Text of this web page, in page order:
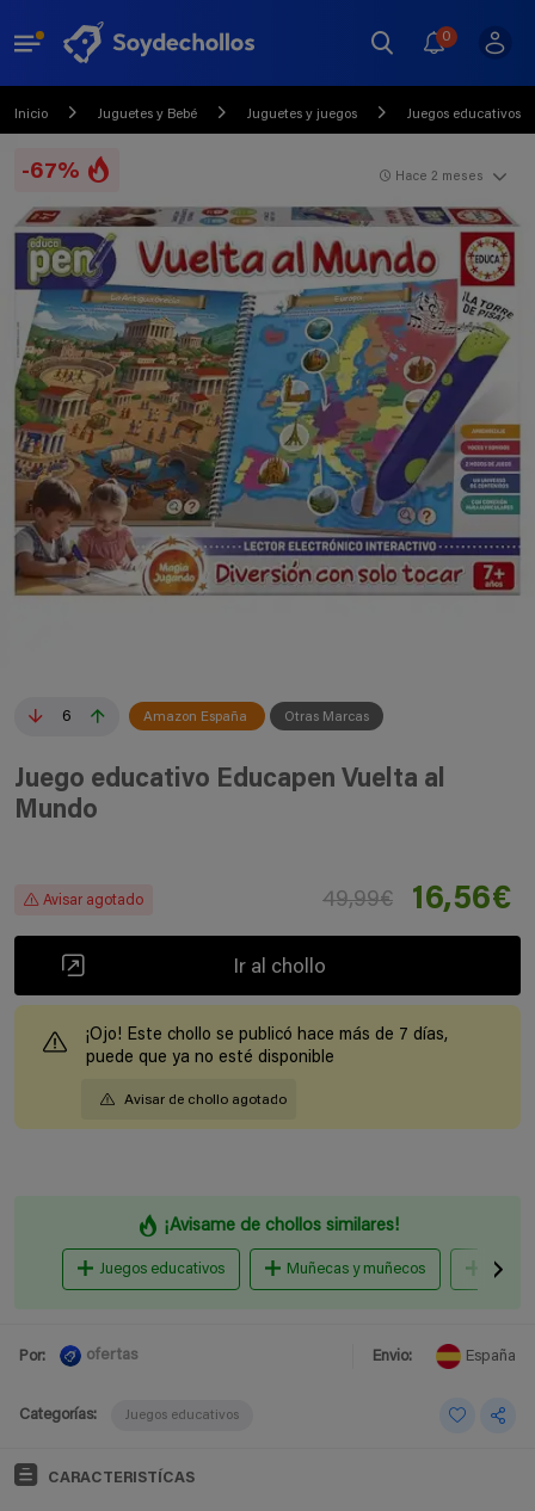
0
Inicio Juguetes y Bebé Juguetes y juegos Juegos educativos
-67%
6 Amazon España Otras Marcas
Hace 2 meses
Juego educativo Educapen Vuelta al
Mundo
Avisar agotado 49,99€ 16,56€
Ir al chollo
¡Ojo! Este chollo se publicó hace más de 7 días,
puede que ya no esté disponible
Avisar de chollo agotado
¡Avisame de chollos similares!
Juegos educativos Muñecas y muñecos
Por: ofertas Envio: España
Categorías: Juegos educativos
CARACTERISTÍCAS